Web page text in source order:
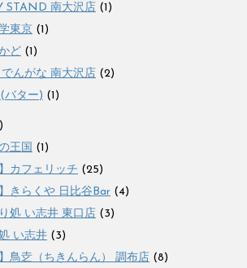
STAND 南大沢店 (1)
東京 (1)
ど (1)
んがな 南大沢店 (2)
バター) (1)
王国 (1)
カフェリッチ (25)
】きらくや 日比谷Bar (4)
処 い志井 東口店 (3)
い志井 (3)
】鳥赱（ちきんらん） 調布店 (8)